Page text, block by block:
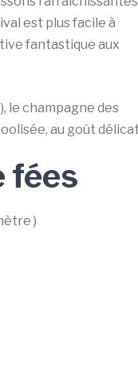
est plus facile à
fantastique aux
le champagne des
au goût
fées
)